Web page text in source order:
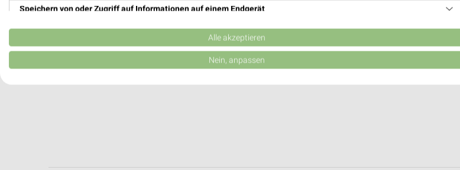
Speichern von oder Zugriff auf Informationen auf einem Endgerät
Verwendung reduzierter Daten zur Auswahl von Werbeanzeigen
Erstellung von Profilen für personalisierte Werbung
Alle akzeptieren
Nein, anpassen